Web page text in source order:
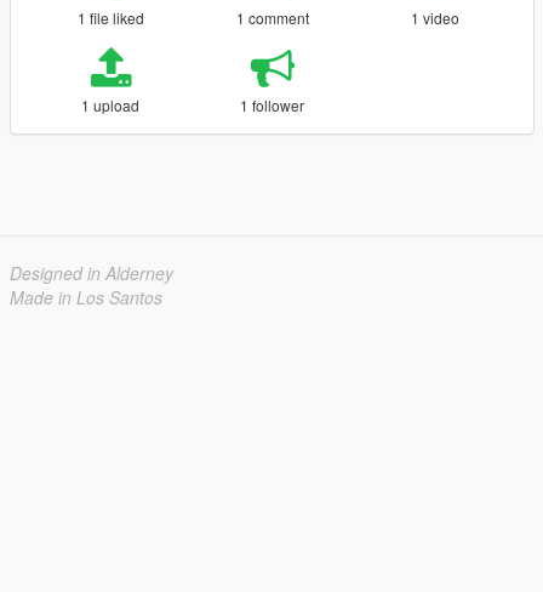
1 file liked 1 comment 1 video
1 upload 1 follower
Designed in Alderney
Made in Los Santos